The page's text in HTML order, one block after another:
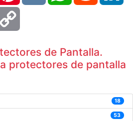
de Pantalla.
protectores de pantalla
18
53